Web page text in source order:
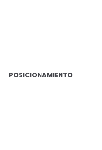
POSICIONAMIENTO